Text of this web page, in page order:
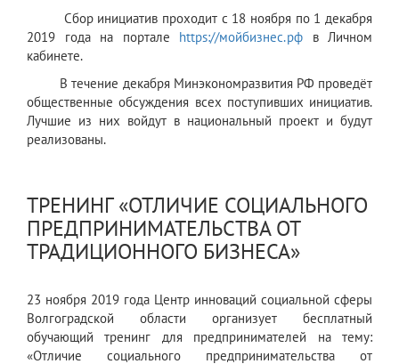
Сбор инициатив проходит с 18 ноября по 1 декабря
2019 года на портале https://мойбизнес.рф в Личном
кабинете.
В течение декабря Минэкономразвития РФ проведёт
общественные обсуждения всех поступивших инициатив.
Лучшие из них войдут в национальный проект и будут
реализованы.
ТРЕНИНГ «ОТЛИЧИЕ СОЦИАЛЬНОГО
ПРЕДПРИНИМАТЕЛЬСТВА ОТ
ТРАДИЦИОННОГО БИЗНЕСА»
23 ноября 2019 года Центр инноваций социальной сферы
Волгоградской области организует бесплатный
обучающий тренинг для предпринимателей на тему:
«Отличие социального предпринимательства от